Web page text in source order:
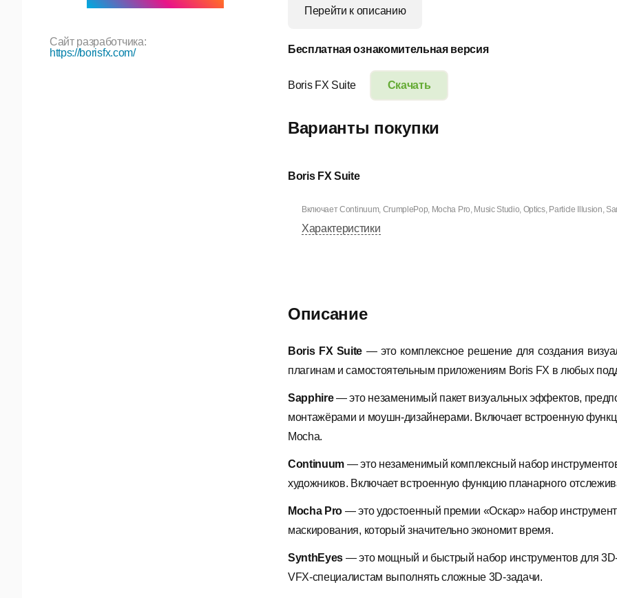
Сайт разработчика:
https://borisfx.com/
Перейти к описанию
Бесплатная ознакомительная версия
Скачать
Boris FX Suite
Описание
Boris FX Suite — это комплексное решение для создания
плагинам и самостоятельным приложениям Boris FX в любых
Sapphire— это незаменимый пакет визуальных эффектов,
монтажёрами и моушн-дизайнерами. Включает встроенную
Mocha.
Continuum — это незаменимый комплексный набор
художников. Включает встроенную функцию планарного
Mocha Pro — это удостоенный премии «Оскар» набор
маскирования, который значительно экономит время.
SynthEyes — это мощный и быстрый набор инструментов для
VFX-специалистам выполнять сложные 3D-задачи.
Варианты покупки
Boris FX Suite
Включает Continuum, CrumplePop, Mocha Pro, Music Studio, Optics, Particle Illusion,
Характеристики